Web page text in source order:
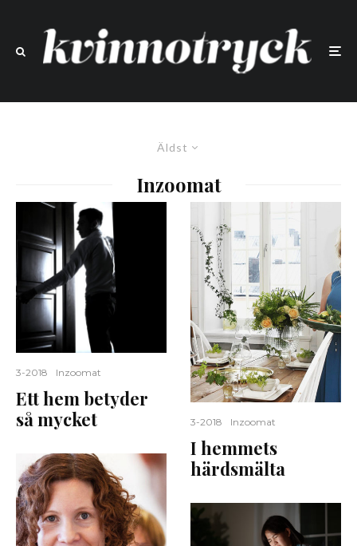
Äldst
Inzoomat
3-2018 Inzoomat
Ett hem betyder
så mycket
3-2018 Inzoomat
I hemmets
härdsmälta